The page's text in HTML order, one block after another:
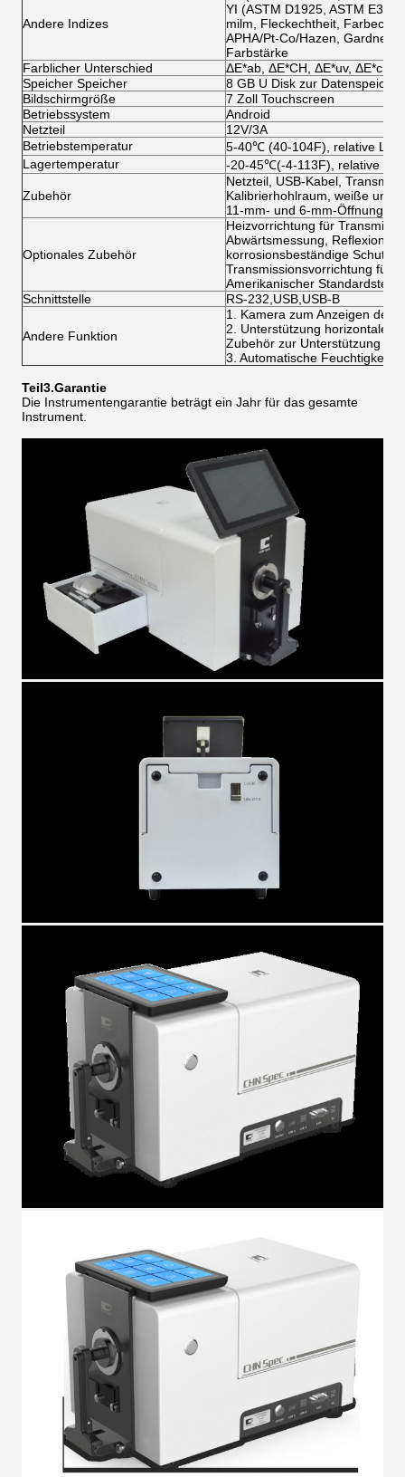
Andere Indizes
YI (ASTM D1925, ASTM
milm, Fleckechtheit,
APHA/Pt-Co/Hazen, Gardner,
Farbstärke
Farblicher Unterschied
ΔE*ab, ΔE*CH, ΔE*uv,
Speicher Speicher
8 GB U Disk zur
Bildschirmgröße
7 Zoll Touchscreen
Betriebssystem
Android
Netzteil
12V/3A
Betriebstemperatur
5-40℃ (40-104F), relative
Lagertemperatur
-20-45℃(-4-113F), relative
Zubehör
Netzteil, USB-Kabel,
Kalibrierhohlraum, weiße und
11-mm- und 6-mm-
Optionales Zubehör
Heizvorrichtung für
Abwärtsmessung,
korrosionsbeständige
Transmissionsvorrichtung für
Amerikanischer
Schnittstelle
RS-232,USB,USB-B
Andere Funktion
1. Kamera zum Anzeigen des
2. Unterstützung horizontaler,
Zubehör zur Unterstützung
3. Automatische
Teil3.Garantie
Die Instrumentengarantie beträgt ein Jahr für das gesamte
Instrument.